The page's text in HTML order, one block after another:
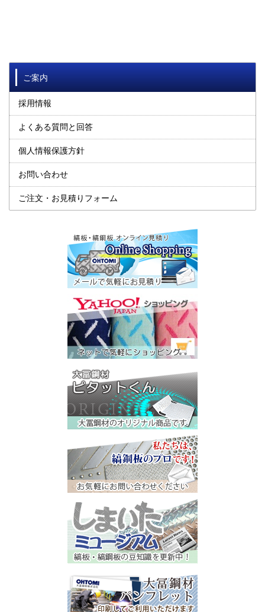
ご案内
採用情報
よくある質問と回答
個人情報保護方針
お問い合わせ
ご注文・お見積りフォーム